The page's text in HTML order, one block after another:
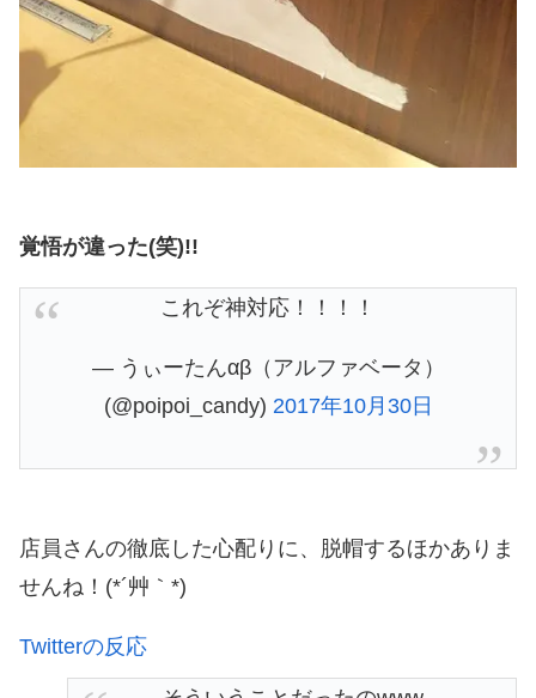
覚悟が違った(笑)!!
これぞ神対応！！！！
— うぃーたんαβ（アルファベータ）
(@poipoi_candy) 2017年10月30日
店員さんの徹底した心配りに、脱帽するほかありま
せんね！(*´艸｀*)
Twitterの反応